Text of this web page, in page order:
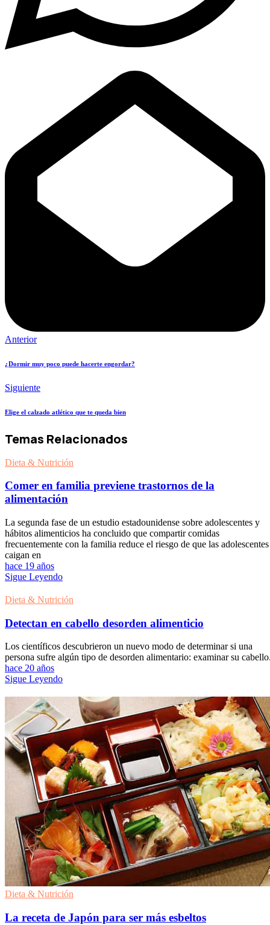
Anterior
¿Dormir muy poco puede hacerte engordar?
Siguiente
Elige el calzado atlético que te queda bien
Temas Relacionados
Dieta & Nutrición
Comer en familia previene trastornos de la
alimentación
La segunda fase de un estudio estadounidense sobre adolescentes y
hábitos alimenticios ha concluido que compartir comidas
frecuentemente con la familia reduce el riesgo de que las adolescentes
caigan en
hace 19 años
Sigue Leyendo
Dieta & Nutrición
Detectan en cabello desorden alimenticio
Los científicos descubrieron un nuevo modo de determinar si una
persona sufre algún tipo de desorden alimentario: examinar su
hace 20 años
Sigue Leyendo
Dieta & Nutrición
La receta de Japón para ser más esbeltos